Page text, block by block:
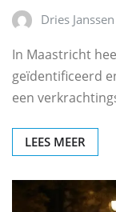
Dries Janssen
In Maastricht
geïdentificeerd
een
LEES MEER